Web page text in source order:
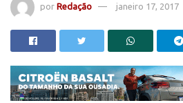
por Redação janeiro 17, 2017